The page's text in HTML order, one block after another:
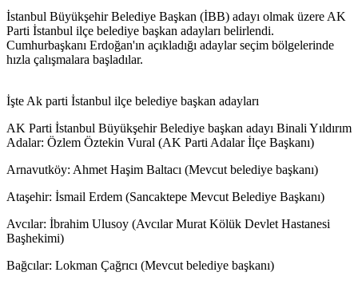
İstanbul Büyükşehir Belediye Başkan (İBB) adayı olmak üzere AK
Parti İstanbul ilçe belediye başkan adayları belirlendi.
Cumhurbaşkanı Erdoğan'ın açıkladığı adaylar seçim bölgelerinde
hızla çalışmalara başladılar.
İşte Ak parti İstanbul ilçe belediye başkan adayları
AK Parti İstanbul Büyükşehir Belediye başkan adayı Binali Yıldırım
Adalar: Özlem Öztekin Vural (AK Parti Adalar İlçe Başkanı)
Arnavutköy: Ahmet Haşim Baltacı (Mevcut belediye başkanı)
Ataşehir: İsmail Erdem (Sancaktepe Mevcut Belediye Başkanı)
Avcılar: İbrahim Ulusoy (Avcılar Murat Kölük Devlet Hastanesi
Başhekimi)
Bağcılar: Lokman Çağrıcı (Mevcut belediye başkanı)